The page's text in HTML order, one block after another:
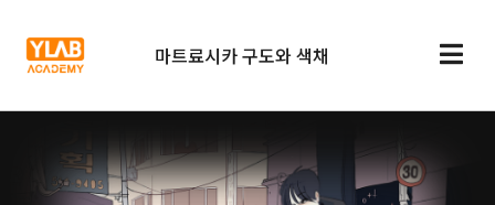
마트료시카 구도와 색채